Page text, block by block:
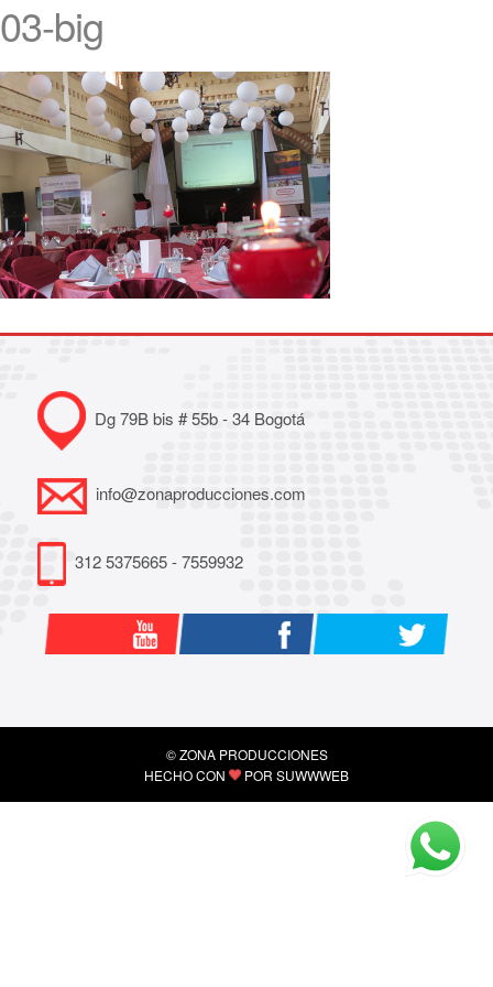
03-big
Dg 79B bis # 55b - 34 Bogotá
info@zonaproducciones.com
312 5375665 - 7559932
© ZONA PRODUCCIONES
HECHO CON
POR SUWWWEB